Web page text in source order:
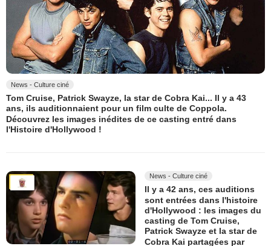
News - Culture ciné
Tom Cruise, Patrick Swayze, la star de Cobra Kai... Il y a 43
ans, ils auditionnaient pour un film culte de Coppola.
Découvrez les images inédites de ce casting entré dans
l'Histoire d'Hollywood !
News - Culture ciné
Il y a 42 ans, ces auditions
sont entrées dans l'histoire
d'Hollywood : les images du
casting de Tom Cruise,
Patrick Swayze et la star de
Cobra Kai partagées par